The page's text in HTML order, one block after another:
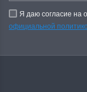
Я даю согласие на
официальной